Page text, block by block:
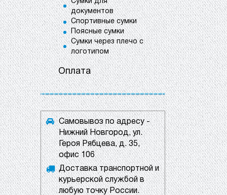
документов
Спортивные сумки
Поясные сумки
Сумки через плечо с
логотипом
Оплата
Самовывоз по адресу -
Нижний Новгород, ул.
Героя Рябцева, д. 35,
офис 106
Доставка транспортной и
курьерской службой в
любую точку России.